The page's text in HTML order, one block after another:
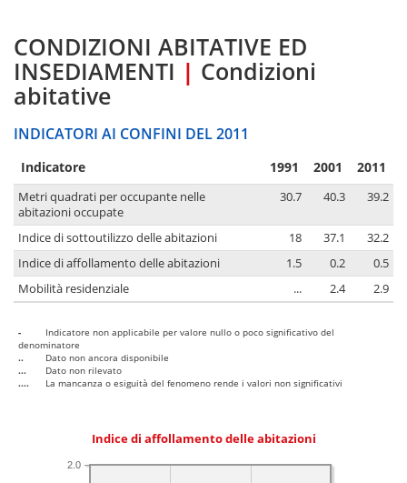
CONDIZIONI ABITATIVE ED
INSEDIAMENTI | Condizioni
abitative
INDICATORI AI CONFINI DEL 2011
Indicatore 1991 2001 2011
Metri quadrati per occupante nelle
abitazioni occupate
30.7 40.3 39.2
Indice di sottoutilizzo delle abitazioni 18 37.1
32.2
Indice di affollamento delle abitazioni
1.5 0.2
0.5
Mobilità residenziale
... 2.4 2.9
-
Indicatore non applicabile per valore nullo o poco significativo del
denominatore
..
Dato non ancora disponibile
...
Dato non rilevato
....
La mancanza o esiguità del fenomeno rende i valori non significativi
Indice di affollamento delle abitazioni
2.0